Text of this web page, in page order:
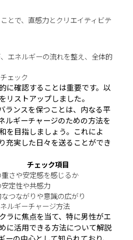
とで、直感力とクリエイティビテ
エネルギーの流れを整え、全体的
ェック
に確認することは重要です。以
リストアップしました。
ランスを保つことは、内なる平
ルギーチャージのための方法を
を目指しましょう。これによ
充実した日々を送ることができ
チェック項目
さや安定感を感じるか
定性や共感力
つながりや意識の広がり
ルギーチャージ方法
ラに焦点を当て、特に男性がエ
に活用できる方法について解説